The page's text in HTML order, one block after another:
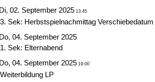
02. September 2025 13:45
3. Sek: Herbstspielnachmittag Verschiebedatum
04. September 2025
1. Sek: Elternabend
04. September 2025 19:00
Weiterbildung LP